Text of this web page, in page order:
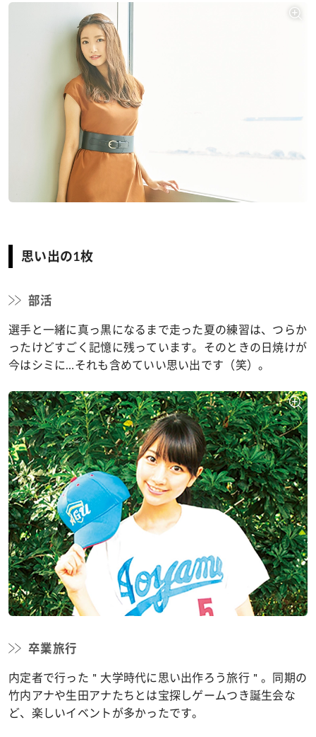
思い出の1枚
部活
選手と一緒に真っ黒になるまで走った夏の練習は、つらか
ったけどすごく記憶に残っています。そのときの日焼けが
今はシミに…それも含めていい思い出です（笑）。
卒業旅行
内定者で行った＂大学時代に思い出作ろう旅行＂。同期の
竹内アナや生田アナたちとは宝探しゲームつき誕生会な
ど、楽しいイベントが多かったです。